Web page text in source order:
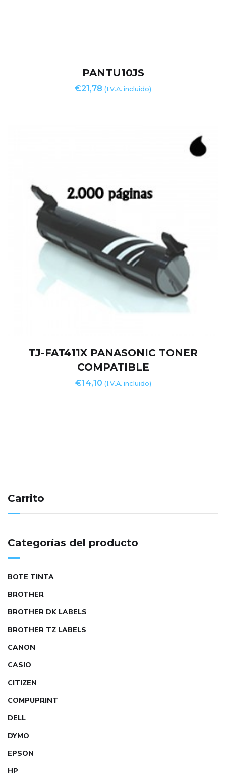
PANTU10JS
€21,78 (I.V.A. incluido)
TJ-FAT411X PANASONIC TONER
COMPATIBLE
€14,10 (I.V.A. incluido)
Carrito
Categorías del producto
BOTE TINTA
BROTHER
BROTHER DK LABELS
BROTHER TZ LABELS
CANON
CASIO
CITIZEN
COMPUPRINT
DELL
DYMO
EPSON
HP